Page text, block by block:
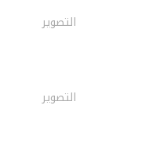
التصوير
التصوير